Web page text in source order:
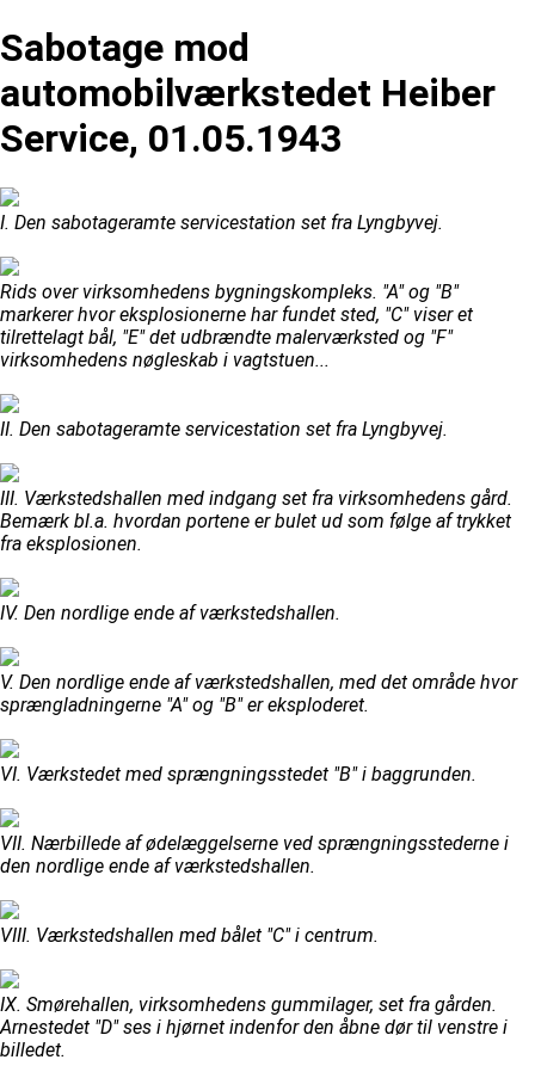
Sabotage mod
automobilværkstedet Heiber
Service, 01.05.1943
I. Den sabotageramte servicestation set fra Lyngbyvej.
Rids over virksomhedens bygningskompleks. "A" og "B"
markerer hvor eksplosionerne har fundet sted, "C" viser et
tilrettelagt bål, "E" det udbrændte malerværksted og "F"
virksomhedens nøgleskab i vagtstuen...
II. Den sabotageramte servicestation set fra Lyngbyvej.
III. Værkstedshallen med indgang set fra virksomhedens gård.
Bemærk bl.a. hvordan portene er bulet ud som følge af trykket
fra eksplosionen.
IV. Den nordlige ende af værkstedshallen.
V. Den nordlige ende af værkstedshallen, med det område hvor
sprængladningerne "A" og "B" er eksploderet.
VI. Værkstedet med sprængningsstedet "B" i baggrunden.
VII. Nærbillede af ødelæggelserne ved sprængningsstederne i
den nordlige ende af værkstedshallen.
VIII. Værkstedshallen med bålet "C" i centrum.
IX. Smørehallen, virksomhedens gummilager, set fra gården.
Arnestedet "D" ses i hjørnet indenfor den åbne dør til venstre i
billedet.